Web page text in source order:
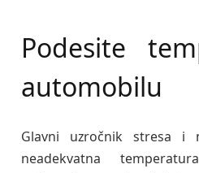
Podesite
automobilu
Glavni uzročnik stresa i
neadekvatna